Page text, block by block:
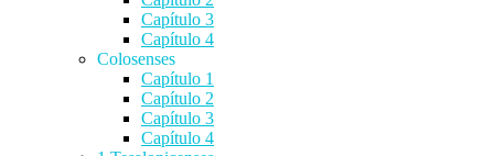
Capítulo 3
Capítulo 4
Colosenses
Capítulo 1
Capítulo 2
Capítulo 3
Capítulo 4